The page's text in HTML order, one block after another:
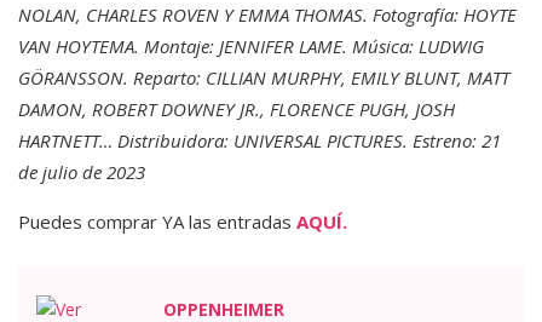
NOLAN, CHARLES ROVEN Y EMMA THOMAS. Fotografía: HOYTE
VAN HOYTEMA. Montaje: JENNIFER LAME. Música: LUDWIG
GÖRANSSON. Reparto: CILLIAN MURPHY, EMILY BLUNT, MATT
DAMON, ROBERT DOWNEY JR., FLORENCE PUGH, JOSH
HARTNETT… Distribuidora: UNIVERSAL PICTURES. Estreno: 21
de julio de 2023
Puedes comprar YA las entradas AQUÍ.
OPPENHEIMER